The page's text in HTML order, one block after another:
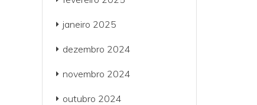
janeiro 2025
dezembro 2024
novembro 2024
outubro 2024